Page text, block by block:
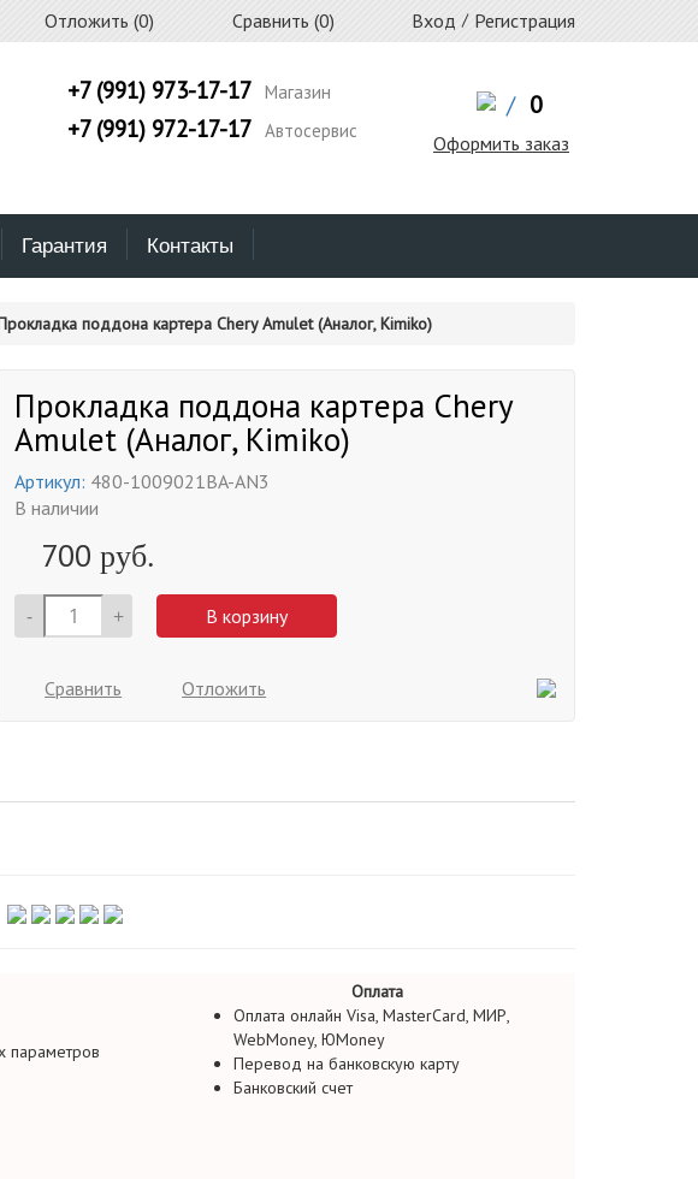
Отложить (0) Сравнить (0) Вход / Регистрация
+7 (991) 973-17-17 Магазин
+7 (991) 972-17-17 Автосервис
/ 0
Оформить заказ
Гарантия Контакты
поддона картера Chery Amulet (Аналог, Kimiko)
Прокладка поддона картера Chery
Amulet (Аналог, Kimiko)
Артикул: 480-1009021BA-AN3
В наличии
700 руб.
- + В корзину
Сравнить Отложить
Оплата
параметров
Оплата онлайн Visa, MasterCard, МИР,
WebMoney, ЮMoney
Перевод на банковскую карту
Банковский счет